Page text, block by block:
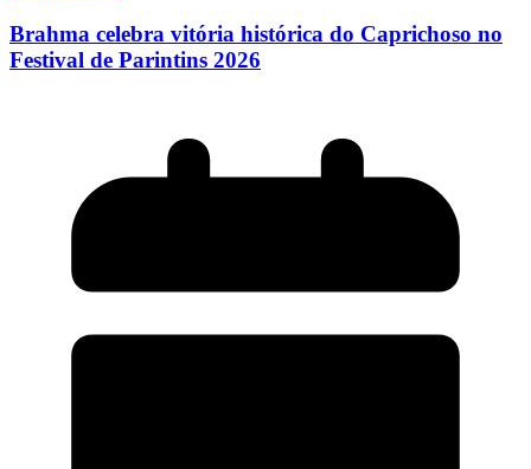
Brahma celebra vitória histórica do Caprichoso no
Festival de Parintins 2026